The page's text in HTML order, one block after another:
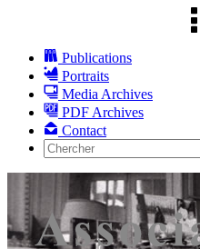
Publications
Portraits
Media Archives
PDF Archives
Contact